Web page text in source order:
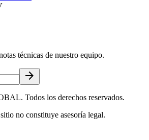
técnicas de nuestro equipo.
arrow_forward
Todos los derechos reservados.
no constituye asesoría legal.